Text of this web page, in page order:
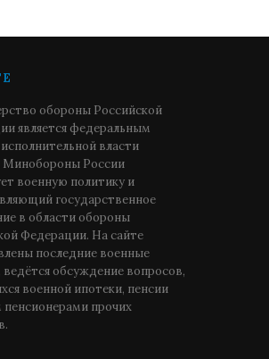
обороны Российской
является федеральным
власти
Минобороны России
военную политику и
государственное
в области обороны
Федерации. На сайте
последние военные
ведётся обсуждение вопросов,
военной ипотеки, пенсии
прочих